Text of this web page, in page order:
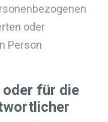
oder
Person
für die